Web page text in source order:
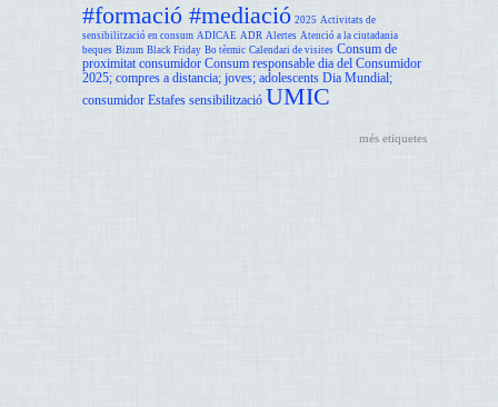
#formació #mediació 2025 Activitats de
sensibilització en consum ADICAE ADR Alertes Atenció a la ciutadania
beques Bizum Black Friday Bo tèrmic Calendari de visites Consum de
proximitat consumidor Consum responsable dia del Consumidor
2025; compres a distancia; joves; adolescents Dia Mundial;
consumidor Estafes sensibilització UMIC
més etiquetes